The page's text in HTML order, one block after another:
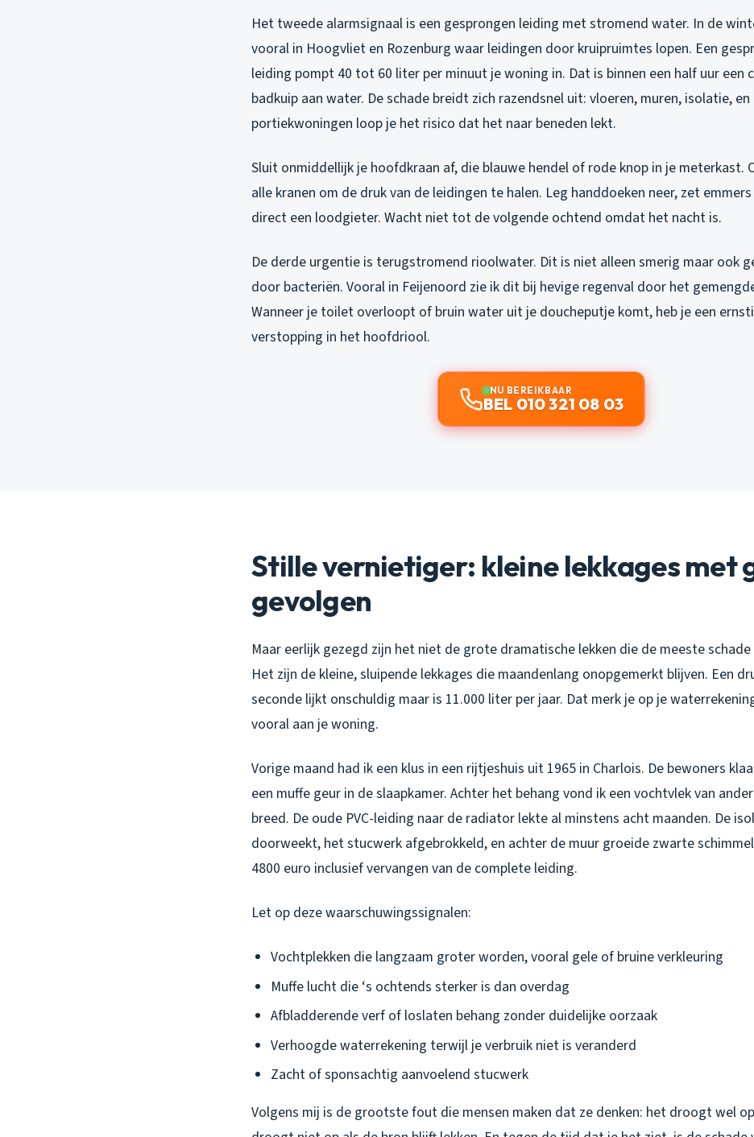
Het tweede alarmsignaal is een gesprongen leiding met stromend water. In de
vooral in Hoogvliet en Rozenburg waar leidingen door kruipruimtes lopen. Een
leiding pompt 40 tot 60 liter per minuut je woning in. Dat is binnen een half uur een
badkuip aan water. De schade breidt zich razendsnel uit: vloeren, muren, isolatie, en
portiekwoningen loop je het risico dat het naar beneden lekt.
Sluit onmiddellijk je hoofdkraan af, die blauwe hendel of rode knop in je meterkast.
alle kranen om de druk van de leidingen te halen. Leg handdoeken neer, zet
direct een loodgieter. Wacht niet tot de volgende ochtend omdat het nacht is.
De derde urgentie is terugstromend rioolwater. Dit is niet alleen smerig maar ook
door bacteriën. Vooral in Feijenoord zie ik dit bij hevige regenval door het
Wanneer je toilet overloopt of bruin water uit je doucheputje komt, heb je een
verstopping in het hoofdriool.
NU BEREIKBAAR
BEL 010 321 08 03
Stille vernietiger: kleine lekkages met
gevolgen
Maar eerlijk gezegd zijn het niet de grote dramatische lekken die de meeste
Het zijn de kleine, sluipende lekkages die maandenlang onopgemerkt blijven. Een
seconde lijkt onschuldig maar is 11.000 liter per jaar. Dat merk je op je
vooral aan je woning.
Vorige maand had ik een klus in een rijtjeshuis uit 1965 in Charlois. De bewoners
een muffe geur in de slaapkamer. Achter het behang vond ik een vochtvlek van
breed. De oude PVC-leiding naar de radiator lekte al minstens acht maanden. De
doorweekt, het stucwerk afgebrokkeld, en achter de muur groeide zwarte
4800 euro inclusief vervangen van de complete leiding.
Let op deze waarschuwingssignalen:
Vochtplekken die langzaam groter worden, vooral gele of bruine verkleuring
Muffe lucht die ‘s ochtends sterker is dan overdag
Afbladderende verf of loslaten behang zonder duidelijke oorzaak
Verhoogde waterrekening terwijl je verbruik niet is veranderd
Zacht of sponsachtig aanvoelend stucwerk
Volgens mij is de grootste fout die mensen maken dat ze denken: het droogt wel